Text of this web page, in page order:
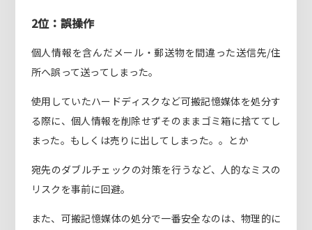
2位：誤操作
個人情報を含んだメール・郵送物を間違った送信先/住
所へ誤って送ってしまった。
使用していたハードディスクなど可搬記憶媒体を処分す
る際に、個人情報を削除せずそのままゴミ箱に捨ててし
まった。もしくは売りに出してしまった。。とか
宛先のダブルチェックの対策を行うなど、人的なミスの
リスクを事前に回避。
また、可搬記憶媒体の処分で一番安全なのは、物理的に